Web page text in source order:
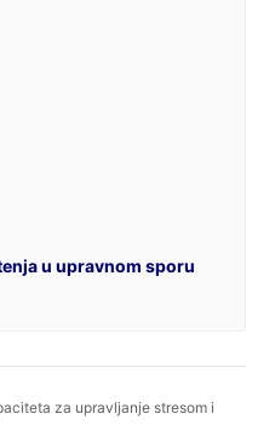
u upravnom sporu
za upravljanje stresom i